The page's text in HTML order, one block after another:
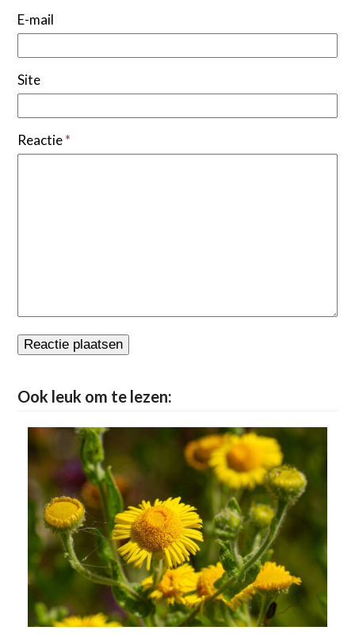
E-mail
Site
Reactie*
Ook leuk om te lezen: